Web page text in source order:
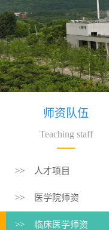
师资队伍
Teaching staff
>> 人才项目
>> 医学院师资
>> 临床医学师资